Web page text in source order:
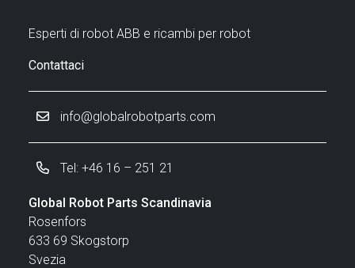
Esperti di robot ABB e ricambi per robot
Contattaci
info@globalrobotparts.com
Tel: +46 16 – 251 21
Global Robot Parts Scandinavia
Rosenfors
633 69 Skogstorp
Svezia